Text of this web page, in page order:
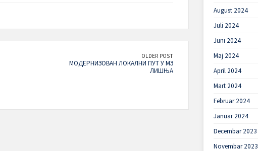
OLDER POST
МОДЕРНИЗОВАН ЛОКАЛНИ ПУТ У MЗ
ЛИШЊА
August 2024
Juli 2024
Juni 2024
Maj 2024
April 2024
Mart 2024
Februar 2024
Januar 2024
Decembar 2023
Novembar 2023